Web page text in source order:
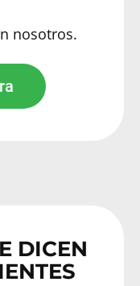
nosotros.
DICEN